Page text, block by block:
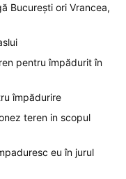
București ori Vrancea,
pentru împădurit în
împădurire
teren in scopul
eu în jurul